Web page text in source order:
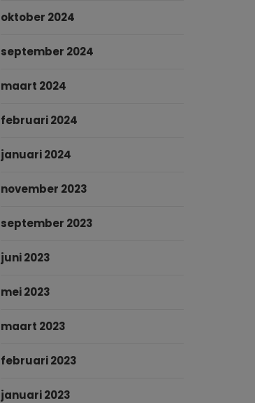
oktober 2024
september 2024
maart 2024
februari 2024
januari 2024
november 2023
september 2023
juni 2023
mei 2023
maart 2023
februari 2023
januari 2023